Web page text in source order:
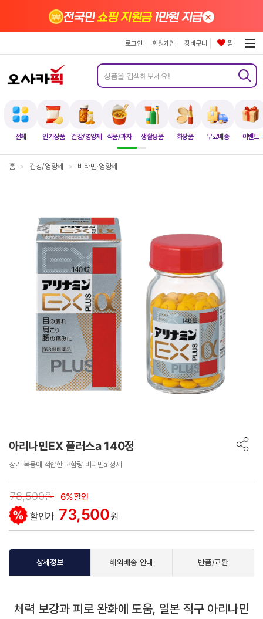
전체 인기상품 건강/영양제 식품/과자 생활용품 화장품 무료배송 이벤트
전국민쇼핑 지원금1만원 지급×
로그인 회원가입 장바구니 찜
홈 > 건강/영양제 > 비타민·영양제
아리나민EX 플러스a 140정
장기 복용에 적합한 고함량 비타민a 정제
78,500원 6% 할인
할인가 73,500원
상세정보 해외배송 안내 반품/교환
체력 보강과 피로 완화에 도움, 일본 직구 아리나민